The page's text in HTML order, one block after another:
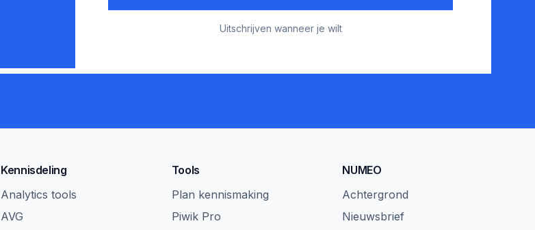
Uitschrijven wanneer je wilt
Kennisdeling
Analytics tools
AVG
Tools
Plan kennismaking
Piwik Pro
NUMEO
Achtergrond
Nieuwsbrief